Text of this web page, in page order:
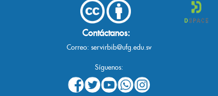
Contáctanos:
Correo: servirbib@ufg.edu.sv
Síguenos: